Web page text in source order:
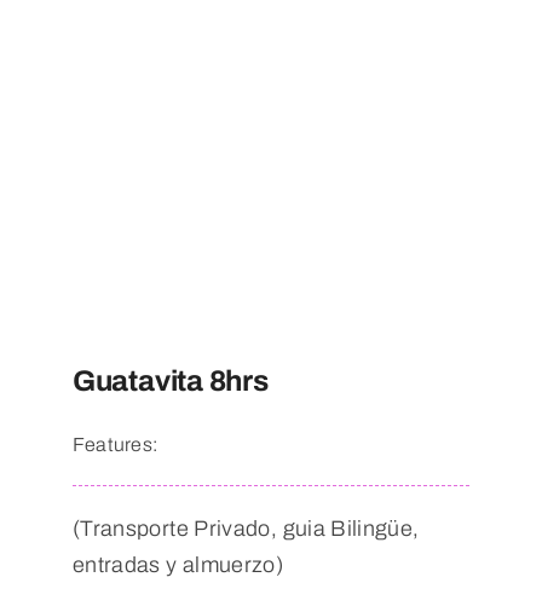
Guatavita 8hrs
Features:
(Transporte Privado, guia Bilingüe,
entradas y almuerzo)